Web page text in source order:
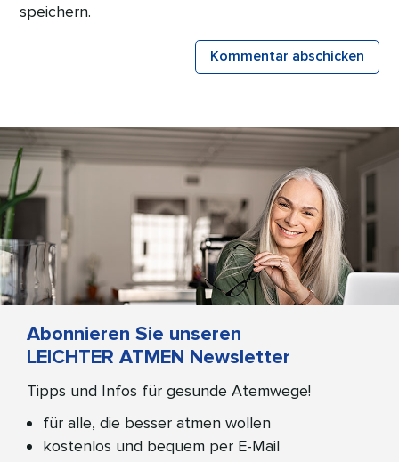
speichern.
Kommentar abschicken
Abonnieren Sie unseren
LEICHTER ATMEN Newsletter
Tipps und Infos für gesunde Atemwege!
für alle, die besser atmen wollen
kostenlos und bequem per E-Mail